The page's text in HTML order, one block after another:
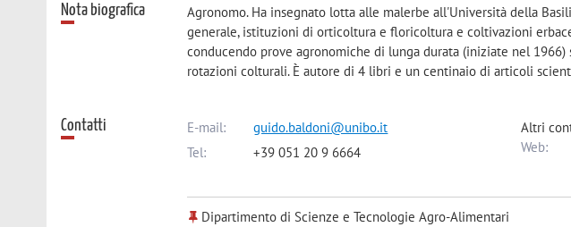
Nota biografica
Agronomo. Ha insegnato lotta alle malerbe all'Università della
generale, istituzioni di orticoltura e floricoltura e coltivazioni
conducendo prove agronomiche di lunga durata (iniziate nel
rotazioni colturali. È autore di 4 libri e un centinaio di articoli
Contatti E-mail:
guido.baldoni@unibo.it
Tel:
+39 051 20 9 6664
Altri
Web:
Dipartimento di Scienze e Tecnologie Agro-Alimentari